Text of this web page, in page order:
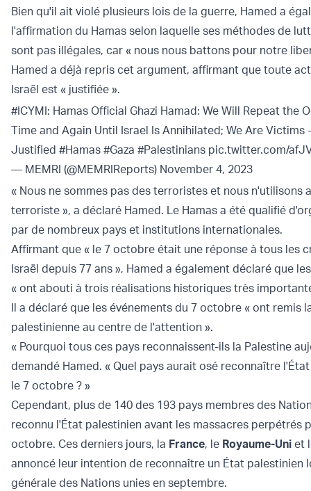
Bien qu'il ait violé plusieurs lois de la guerre, Hamed a
l'affirmation du Hamas selon laquelle ses méthodes de
sont pas illégales, car « nous nous battons pour notre
Hamed a déjà repris cet argument, affirmant que toute
Israël est « justifiée ».
#ICYMI: Hamas Official Ghazi Hamad: We Will Repeat the
Time and Again Until Israel Is Annihilated; We Are Victims
Justified #Hamas #Gaza #Palestinians pic.twitter.com/
— MEMRI (@MEMRIReports) November 4, 2023
« Nous ne sommes pas des terroristes et nous n'utilisons
terroriste », a déclaré Hamed. Le Hamas a été qualifié
par de nombreux pays et institutions internationales.
Affirmant que « le 7 octobre était une réponse à tous les
Israël depuis 77 ans », Hamed a également déclaré que
« ont abouti à trois réalisations historiques très
Il a déclaré que les événements du 7 octobre « ont remis
palestinienne au centre de l'attention ».
« Pourquoi tous ces pays reconnaissent-ils la Palestine
demandé Hamed. « Quel pays aurait osé reconnaître
le 7 octobre ? »
Cependant, plus de 140 des 193 pays membres des
reconnu l'État palestinien avant les massacres perpétrés
octobre. Ces derniers jours, la France, le Royaume-Uni et
annoncé leur intention de reconnaître un État palestinien
générale des Nations unies en septembre.